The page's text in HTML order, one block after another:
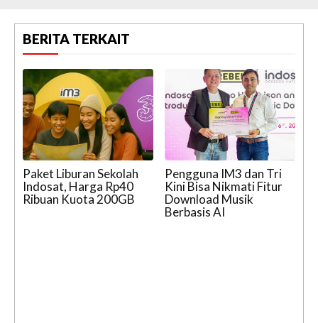
BERITA TERKAIT
Paket Liburan Sekolah
Indosat, Harga Rp40
Ribuan Kuota 200GB
Pengguna IM3 dan Tri
Kini Bisa Nikmati Fitur
Download Musik
Berbasis AI